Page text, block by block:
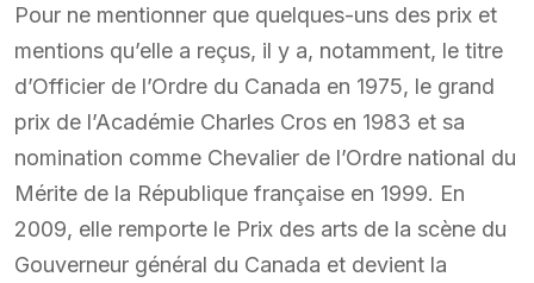
Pour ne mentionner que quelques-uns des prix et
mentions qu’elle a reçus, il y a, notamment, le titre
d’Officier de l’Ordre du Canada en 1975, le grand
prix de l’Académie Charles Cros en 1983 et sa
nomination comme Chevalier de l’Ordre national du
Mérite de la République française en 1999. En
2009, elle remporte le Prix des arts de la scène du
Gouverneur général du Canada et devient la